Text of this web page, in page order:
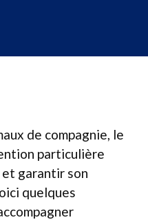
de compagnie, le
particulière
garantir son
quelques